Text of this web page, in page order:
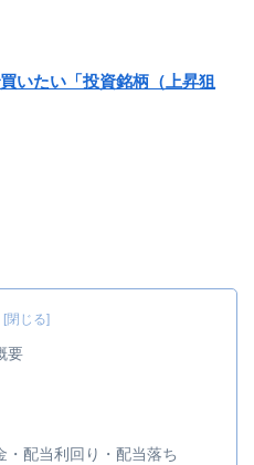
いたい「投資銘柄（上昇狙
要
配当利回り・配当落ち